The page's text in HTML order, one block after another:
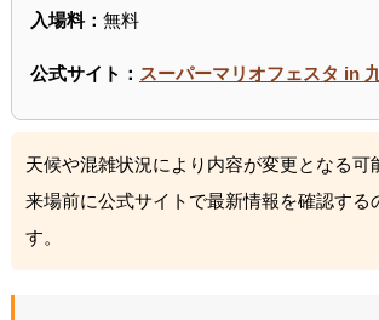
入場料： 無料
公式サイト： スーパーマリオフェスタ in
天候や混雑状況により内容が変更となる可
来場前に公式サイトで最新情報を確認する
す。